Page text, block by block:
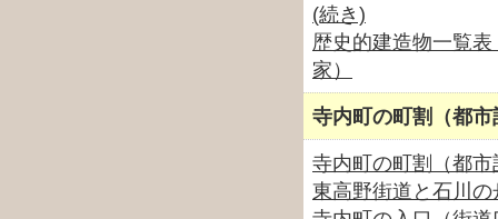
(続き)
歴史的建造物一覧
家）
寺内町の町割（都
寺内町の町割（都市
東高野街道と石川の